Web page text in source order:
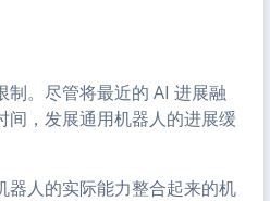
。尽管将最近的 AI 进展融
间，发展通用机器人的进展缓
器人的实际能力整合起来的机